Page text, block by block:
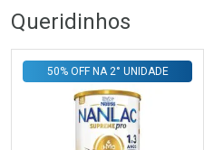
Queridinhos
50% OFF NA 2° UNIDADE